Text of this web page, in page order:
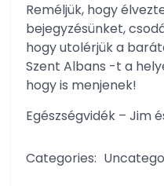
Reméljük, hogy
bejegyzésünket,
hogy utolérjük a
Szent Albans -t a
hogy is menjenek!
Egészségvidék – Jim
Categories: